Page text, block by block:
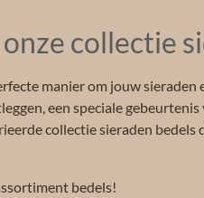
collectie
manier om jouw
een speciale
collectie sieraden
bedels!